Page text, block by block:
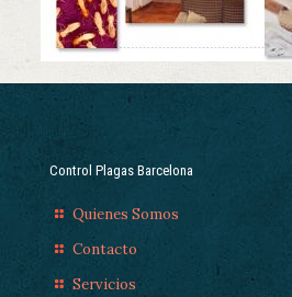
Control Plagas Barcelona
Quienes Somos
Contacto
Servicios